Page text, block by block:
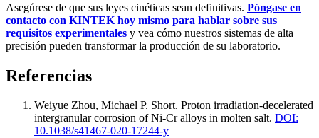
Asegúrese de que sus leyes cinéticas sean definitivas. Póngase en
contacto con KINTEK hoy mismo para hablar sobre sus
requisitos experimentales y vea cómo nuestros sistemas de alta
precisión pueden transformar la producción de su laboratorio.
Referencias
Weiyue Zhou, Michael P. Short. Proton irradiation-decelerated
intergranular corrosion of Ni-Cr alloys in molten salt. DOI:
10.1038/s41467-020-17244-y